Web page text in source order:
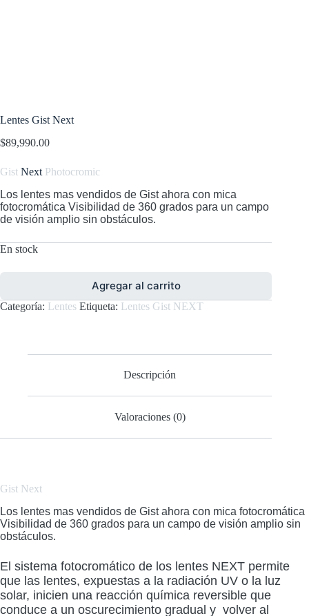
Lentes Gist Next
$89,990.00
Gist Next Photocromic
Los lentes mas vendidos de Gist ahora con mica
fotocromática Visibilidad de 360 grados para un campo
de visión amplio sin obstáculos.
En stock
Agregar al carrito
Categoría: Lentes Etiqueta: Lentes Gist NEXT
Descripción
Valoraciones (0)
Gist Next
Los lentes mas vendidos de Gist ahora con mica fotocromática
Visibilidad de 360 grados para un campo de visión amplio sin
obstáculos.
El sistema fotocromático de los lentes NEXT permite
que las lentes, expuestas a la radiación UV o la luz
solar, inicien una reacción química reversible que
conduce a un oscurecimiento gradual y volver al